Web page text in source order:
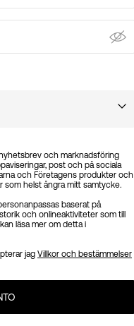
och marknadsföring
post och på sociala
och Företagens produkter och
som helst ångra mitt samtycke.
baserat på
och onlineaktiviteter som till
läsa mer om detta i
jag Villkor och bestämmelser